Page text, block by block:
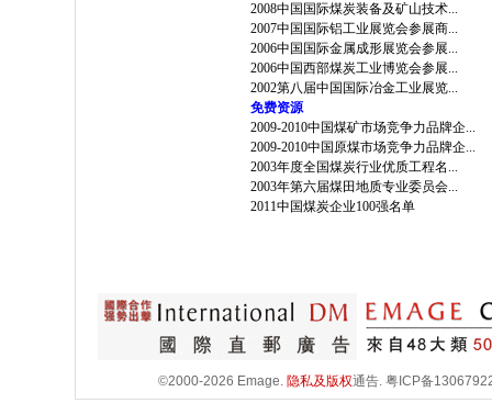
2008中国国际煤炭装备及矿山技术...
2007中国国际铝工业展览会参展商...
2006中国国际金属成形展览会参展...
2006中国西部煤炭工业博览会参展...
2002第八届中国国际冶金工业展览...
免费资源
2009-2010中国煤矿市场竞争力品牌企...
2009-2010中国原煤市场竞争力品牌企...
2003年度全国煤炭行业优质工程名...
2003年第六届煤田地质专业委员会...
2011中国煤炭企业100强名单
©2000-2026 Emage. 隐私及版权通告. 粤ICP备